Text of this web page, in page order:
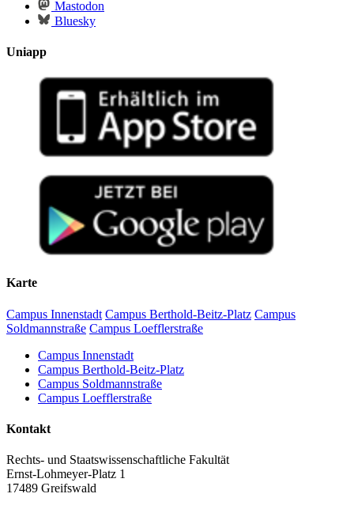
Mastodon
Bluesky
Uniapp
Karte
Campus Innenstadt Campus Berthold-Beitz-Platz Campus
Soldmannstraße Campus Loefflerstraße
Campus Innenstadt
Campus Berthold-Beitz-Platz
Campus Soldmannstraße
Campus Loefflerstraße
Kontakt
Rechts- und Staatswissenschaftliche Fakultät
Ernst-Lohmeyer-Platz 1
17489 Greifswald